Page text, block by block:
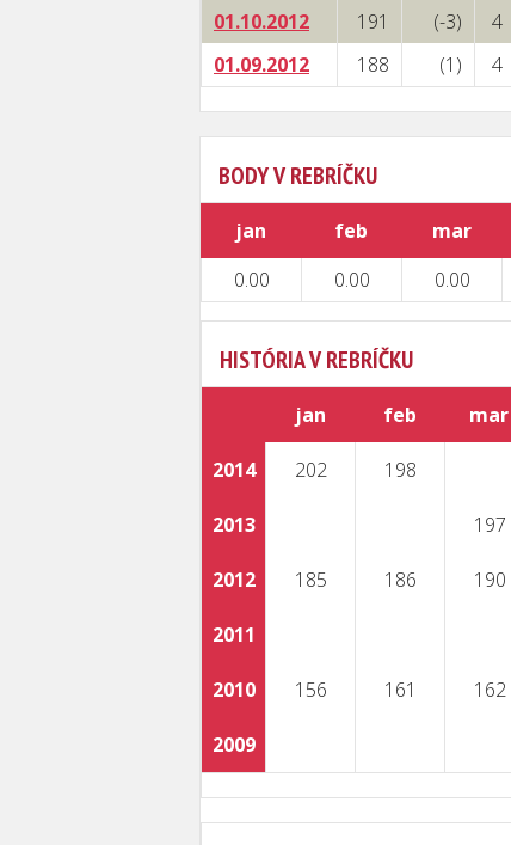
01.10.2012
191 (-3) 4
01.09.2012
188 (1) 4
BODY V REBRÍČKU
jan feb mar
0.00
0.00 0.00
HISTÓRIA V REBRÍČKU
jan feb mar
2014 202 198
2013 197
2012 185 186 190
2011
2010 156 161 162
2009